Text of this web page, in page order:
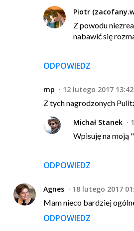
ODPOWIEDZ
Piotr
Z powodu
nabawić się
mp
12 lutego 2017 13:42
Z tych nagrodzonych
ODPOWIEDZ
Michał Stanek
Wpisuję na moją
Agnes
18 lutego 2017
Mam nieco bardziej
ODPOWIEDZ